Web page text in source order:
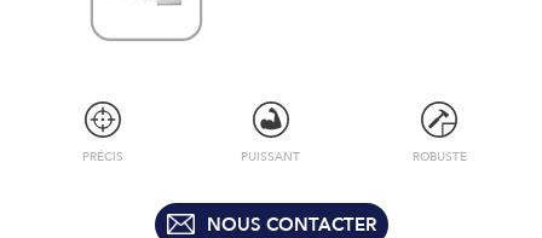
PRÉCIS PUISSANT ROBUSTE
NOUS CONTACTER